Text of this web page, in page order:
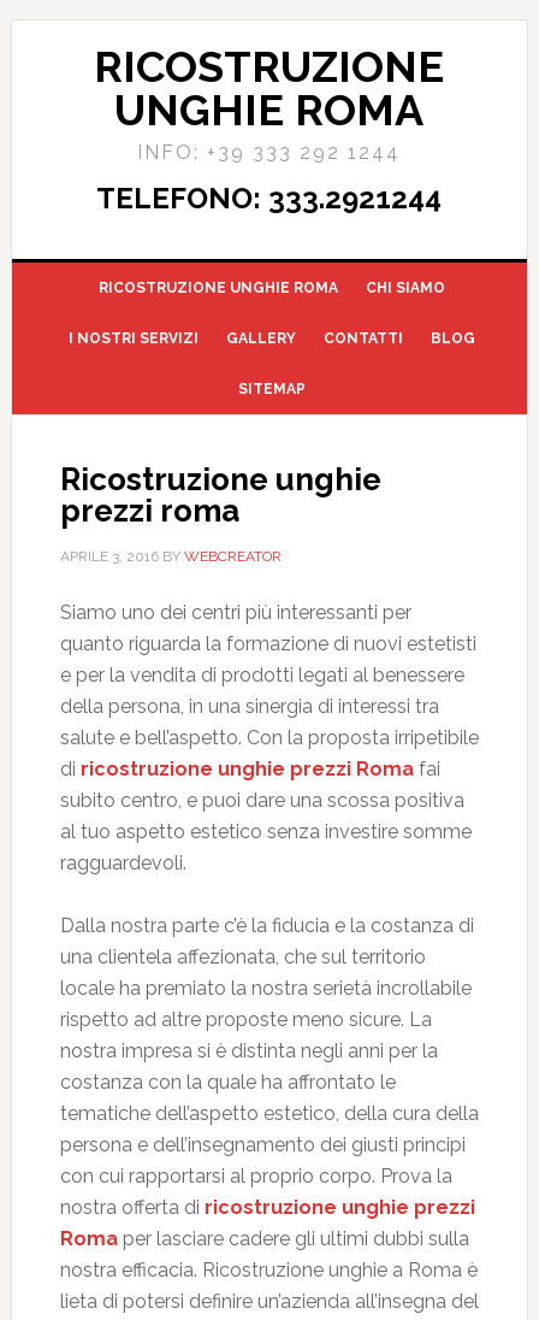
RICOSTRUZIONE
UNGHIE ROMA
INFO: +39 333 292 1244
TELEFONO: 333.2921244
RICOSTRUZIONE UNGHIE ROMA CHI SIAMO
I NOSTRI SERVIZI GALLERY CONTATTI BLOG
SITEMAP
Ricostruzione unghie
prezzi roma
APRILE 3, 2016BY WEBCREATOR
Siamo uno dei centri più interessanti per
quanto riguarda la formazione di nuovi estetisti
e per la vendita di prodotti legati al benessere
della persona, in una sinergia di interessi tra
salute e bell’aspetto. Con la proposta irripetibile
di ricostruzione unghie prezzi Roma fai
subito centro, e puoi dare una scossa positiva
al tuo aspetto estetico senza investire somme
ragguardevoli.
Dalla nostra parte c’è la fiducia e la costanza di
una clientela affezionata, che sul territorio
locale ha premiato la nostra serietà incrollabile
rispetto ad altre proposte meno sicure. La
nostra impresa si è distinta negli anni per la
costanza con la quale ha affrontato le
tematiche dell’aspetto estetico, della cura della
persona e dell’insegnamento dei giusti principi
con cui rapportarsi al proprio corpo. Prova la
nostra offerta di ricostruzione unghie prezzi
Roma per lasciare cadere gli ultimi dubbi sulla
nostra efficacia. Ricostruzione unghie a Roma è
lieta di potersi definire un’azienda all’insegna del